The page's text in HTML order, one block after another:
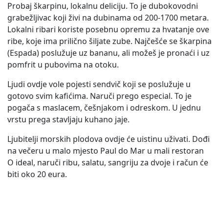
Probaj škarpinu, lokalnu deliciju. To je dubokovodni
grabežljivac koji živi na dubinama od 200-1700 metara.
Lokalni ribari koriste posebnu opremu za hvatanje ove
ribe, koje ima prilično šiljate zube. Najčešće se škarpina
(Espada) poslužuje uz bananu, ali možeš je pronaći i uz
pomfrit u pubovima na otoku.
Ljudi ovdje vole pojesti sendvič koji se poslužuje u
gotovo svim kafićima. Naruči prego especial. To je
pogača s maslacem, češnjakom i odreskom. U jednu
vrstu prega stavljaju kuhano jaje.
Ljubitelji morskih plodova ovdje će uistinu uživati. Dođi
na večeru u malo mjesto Paul do Mar u mali restoran
O ideal, naruči ribu, salatu, sangriju za dvoje i račun će
biti oko 20 eura.